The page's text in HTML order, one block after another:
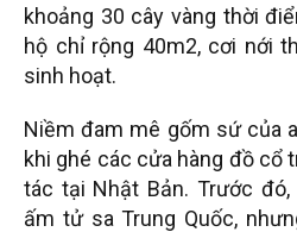
khoảng 30 cây vàng thời
hộ chỉ rộng 40m2, cơi nới
sinh hoạt.
Niềm đam mê gốm sứ của
khi ghé các cửa hàng đồ cổ
tác tại Nhật Bản. Trước
ấm tử sa Trung Quốc,